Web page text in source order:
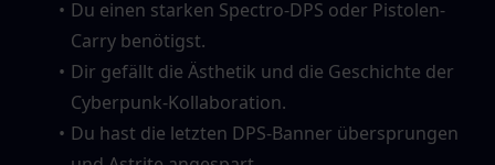
Du einen starken Spectro-DPS oder Pistolen-
Carry benötigst.
Dir gefällt die Ästhetik und die Geschichte der
Cyberpunk-Kollaboration.
Du hast die letzten DPS-Banner übersprungen